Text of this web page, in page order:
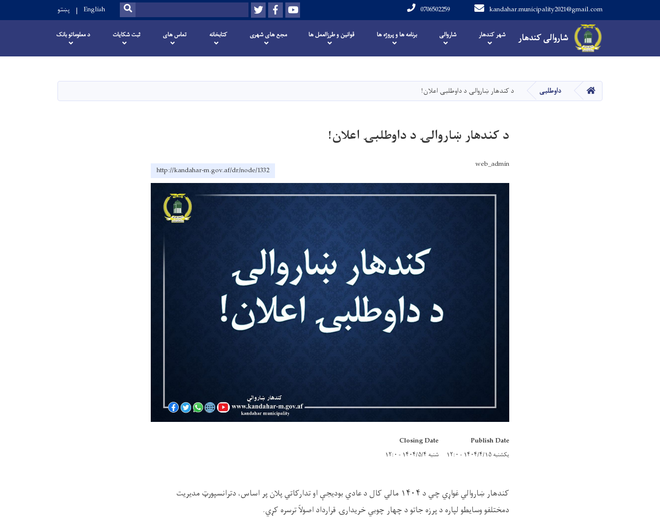
content
شاروالی کندهار
kandahar.municipality2021@gmail.com
0706502259
Youtube
Facebook
Twitter
Search
SEARCH
English پښتو
Main navigation
شاروالی کندهار شهر کندهار شاروالی برنامه ها و پروژه ها قوانین و طرزالعمل ها مجع های شهری کتابخانه تماس های ثبت شکایات د معلوماتو بانک
صفحه اصلیداوطلبی د کندهار ښاروالۍ د داوطلبۍ اعلان!
د کندهار ښاروالۍ د داوطلبۍ اعلان!
web_admin
http://kandahar-m.gov.af/dr/node/1332
Publish Date
یکشنبه ۱۴۰۴/۴/۱۵ - ۱۲:۰
Closing Date
شنبه ۱۴۰۴/۵/۴ - ۱۲:۰
کندهار ښاروالي غواړي چي د ۱۴۰۴ مالي کال د عادي بودیجې او تدارکاتي پلان پر اساس، دترانسپورټ مدیریت
دمختلفو وسایطو لپاره د پرزه جاتو د چهار چوبي خریدارۍ قرارداد اصولاً ترسره کړي.